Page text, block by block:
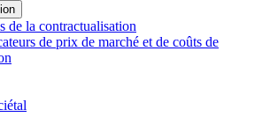
de la contractualisation
de prix de marché et de coûts de